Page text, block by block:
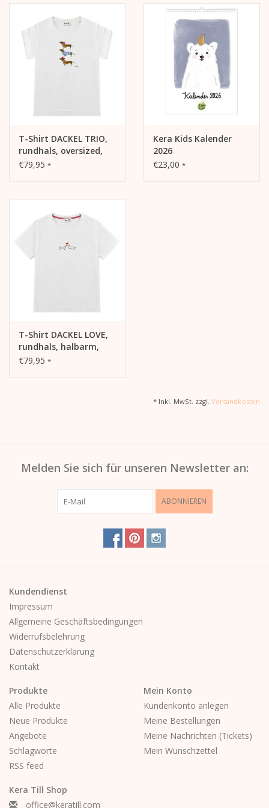
T-Shirt DACKEL TRIO,
rundhals, oversized,
lässiger Schnitt,
€79,95 *
Kera Kids Kalender
2026
€23,00 *
T-Shirt DACKEL LOVE,
rundhals, halbarm,
oversized, lässiger
€79,95 *
* Inkl. MwSt. zzgl. Versandkosten
Melden Sie sich für unseren Newsletter an:
ABONNIEREN
Kundendienst
Impressum
Allgemeine Geschäftsbedingungen
Widerrufsbelehrung
Datenschutzerklärung
Kontakt
Produkte
Alle Produkte
Neue Produkte
Angebote
Schlagworte
RSS feed
Mein Konto
Kundenkonto anlegen
Meine Bestellungen
Meine Nachrichten (Tickets)
Mein Wunschzettel
Kera Till Shop
office@keratill.com